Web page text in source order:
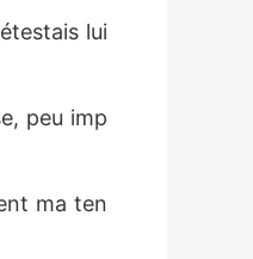
lui
peu imp
ma ten